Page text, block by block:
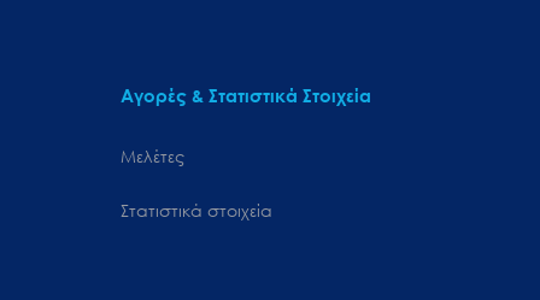
Αγορές & Στατιστικά Στοιχεία
Μελέτες
Στατιστικά στοιχεία